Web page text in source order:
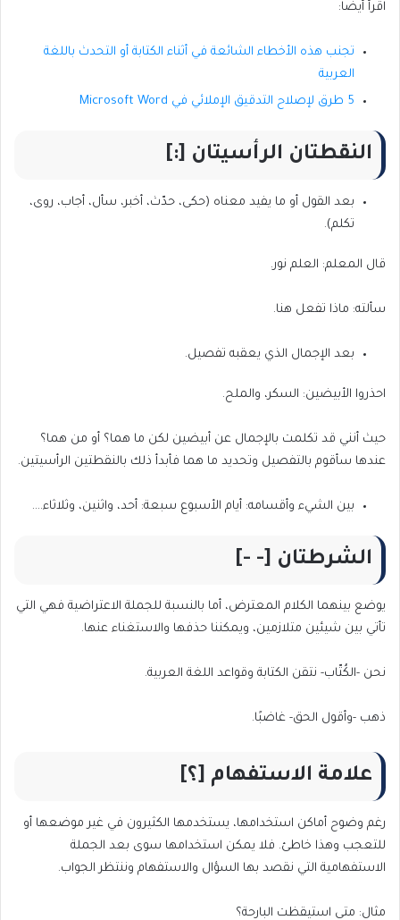
اقرأ أيضًا:
تجنب هذه الأخطاء الشائعة في أثناء الكتابة أو التحدث باللغة
العربية
5 طرق لإصلاح التدقيق الإملائي في Microsoft Word
النقطتان الرأسيتان [:]
بعد القول أو ما يفيد معناه (حكى، حدّث، أخبر، سأل، أجاب، روى،
تكلم).
قال المعلم: العلم نور.
سألته: ماذا تفعل هنا.
بعد الإجمال الذي يعقبه تفصيل.
احذروا الأبيضين: السكر، والملح.
حيث أنني قد تكلمت بالإجمال عن أبيضين لكن ما هما؟ أو من هما؟
عندها سأقوم بالتفصيل وتحديد ما هما فأبدأ ذلك بالنقطتين الرأسيتين.
بين الشيء وأقسامه: أيام الأسبوع سبعة: أحد، واثنين، وثلاثاء….
الشرطتان [- -]
يوضع بينهما الكلام المعترض، أما بالنسبة للجملة الاعتراضية فهي التي
تأتي بين شيئين متلازمين، ويمكننا حذفها والاستغناء عنها.
نحن -الكُتّاب- نتقن الكتابة وقواعد اللغة العربية.
ذهب -وأقول الحق- غاضبًا.
علامة الاستفهام [؟]
رغم وضوح أماكن استخدامها، يستخدمها الكثيرون في غير موضعها أو
للتعجب وهذا خاطئ. فلا يمكن استخدامها سوى بعد الجملة
الاستفهامية التي نقصد بها السؤال والاستفهام وننتظر الجواب.
مثال: متى استيقظت البارحة؟